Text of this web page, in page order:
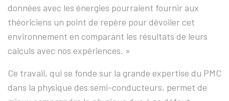
données avec les énergies pourraient fournir aux
théoriciens un point de repère pour dévoiler cet
environnement en comparant les résultats de leurs
calculs avec nos expériences. »
Ce travail, qui se fonde sur la grande expertise du PMC
dans la physique des semi-conducteurs, permet de